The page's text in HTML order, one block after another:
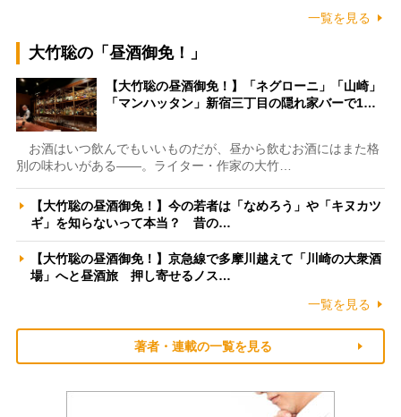
一覧を見る
大竹聡の「昼酒御免！」
【大竹聡の昼酒御免！】「ネグローニ」「山崎」
「マンハッタン」新宿三丁目の隠れ家バーで1…
お酒はいつ飲んでもいいものだが、昼から飲むお酒にはまた格
別の味わいがある――。ライター・作家の大竹…
【大竹聡の昼酒御免！】今の若者は「なめろう」や「キヌカツ
ギ」を知らないって本当？ 昔の…
【大竹聡の昼酒御免！】京急線で多摩川越えて「川崎の大衆酒
場」へと昼酒旅 押し寄せるノス…
一覧を見る
著者・連載の一覧を見る